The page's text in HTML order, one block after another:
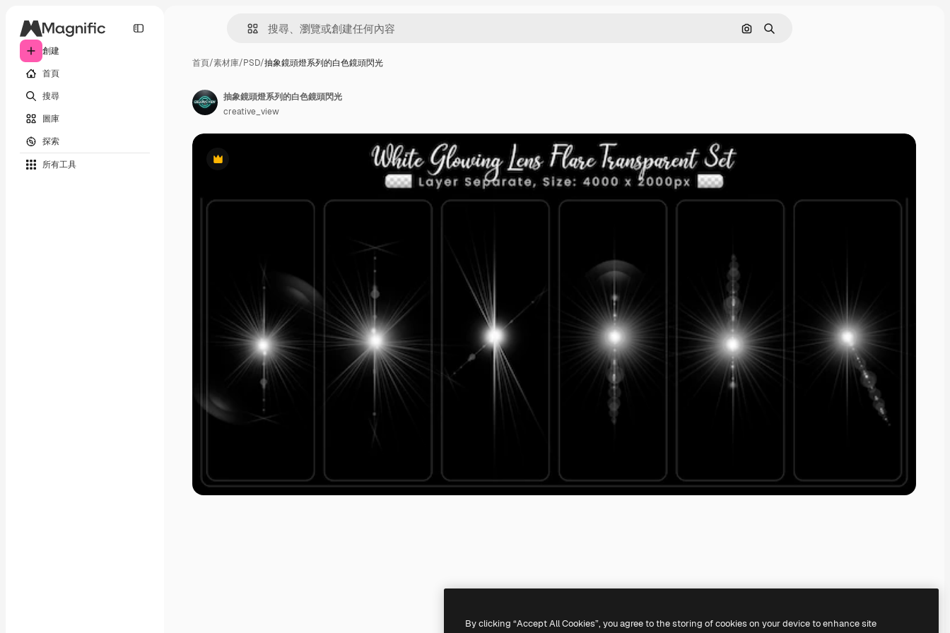
創建
首頁
搜尋
圖庫
探索
所有工具
通過圖像搜索
搜尋
首頁/素材庫/PSD/抽象鏡頭燈系列的白色鏡頭閃光
Premium
抽象鏡頭燈系列的白色鏡頭閃光
creative_view
By clicking “Accept All Cookies”, you agree to the storing of cookies on your device to enhance site